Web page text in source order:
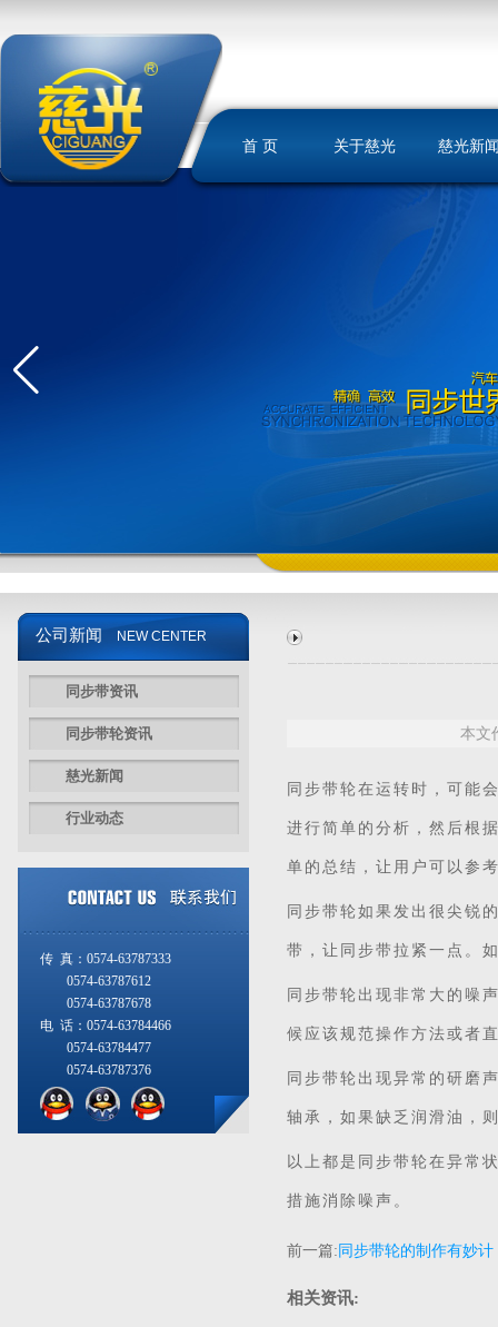
首 页 关于慈光 慈光新
公司新闻 NEW CENTER
同步带资讯
同步带轮资讯
慈光新闻
行业动态
传 真：0574-63787333
0574-63787612
0574-63787678
电 话：0574-63784466
0574-63784477
0574-63787376
本文
同步带 轮在运转时，可能
进行简单的分析，然后根
单的总结，让用户可以参
同步带轮如果发出很尖锐
带，让同步带拉紧一点。
同步带轮出现非常大的噪
候应该规范操作方法或者
同步带轮出现异常的研磨
轴承，如果缺乏润滑油，
以上都是同步带轮在异常
措施消除噪声。
前一篇: 同步带轮的制作有妙
相关资讯: